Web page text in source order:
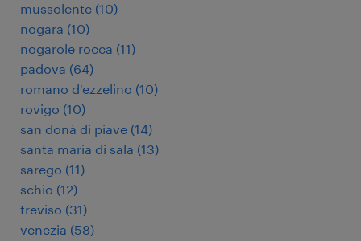
mussolente (10)
nogara (10)
nogarole rocca (11)
padova (64)
romano d'ezzelino (10)
rovigo (10)
san donà di piave (14)
santa maria di sala (13)
sarego (11)
schio (12)
treviso (31)
venezia (58)